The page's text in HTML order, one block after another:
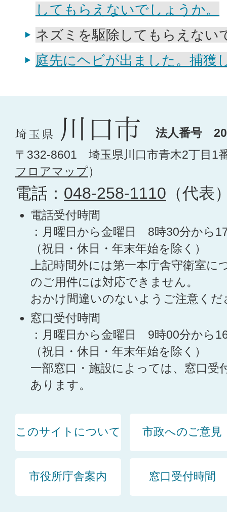
してもらえないでしょうか。
ネズミを駆除してもらえない
庭先にヘビが出ました。捕獲
法人番号
〒332-8601 埼玉県川口市青木2丁目1
フロアマップ）
電話： 048-258-1110 （代表
電話受付時間
：月曜日から金曜日 8時30分から
（祝日・休日・年末年始を除く）
上記時間外には第一本庁舎守衛室に
のご用件には対応できません。
おかけ間違いのないようご注意くだ
窓口受付時間
：月曜日から金曜日 9時00分から
（祝日・休日・年末年始を除く）
一部窓口・施設によっては、窓口受
あります。
このサイトについて 市政へのご意見
市役所庁舎案内 窓口受付時間